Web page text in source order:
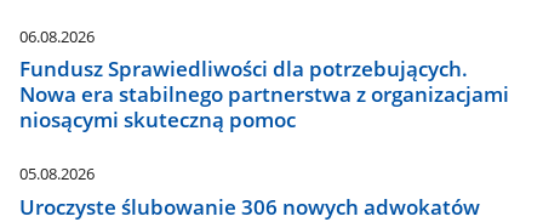
06.08.2026
Fundusz Sprawiedliwości dla potrzebujących.
Nowa era stabilnego partnerstwa z organizacjami
niosącymi skuteczną pomoc
05.08.2026
Uroczyste ślubowanie 306 nowych adwokatów